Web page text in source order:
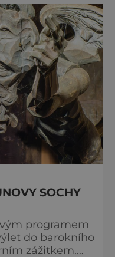
SOCHY
programem
do barokního
zážitkem.